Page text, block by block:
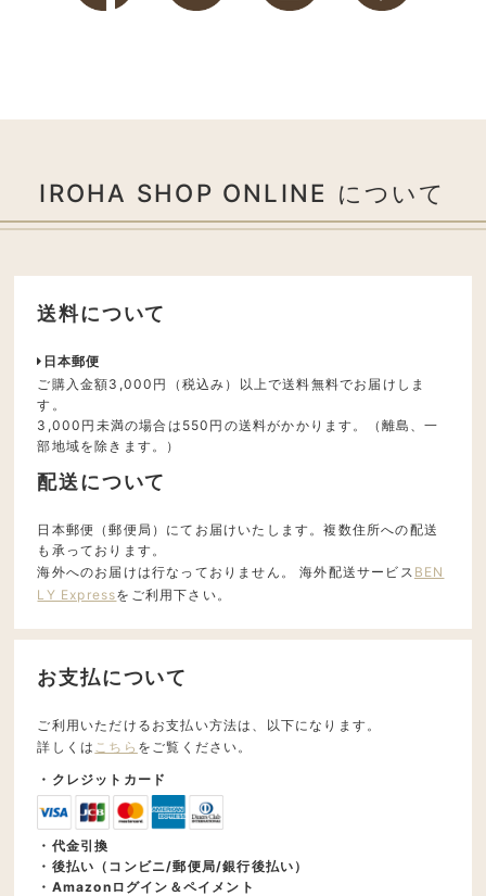
IROHA SHOP ONLINE について
送料について
日本郵便
ご購入金額3,000円（税込み）以上で送料無料でお届けしま
す。
3,000円未満の場合は550円の送料がかかります。（離島、一
部地域を除きます。）
配送について
日本郵便（郵便局）にてお届けいたします。複数住所への配送
も承っております。
海外へのお届けは行なっておりません。 海外配送サービス BEN
LY Expressをご利用下さい。
お支払について
ご利用いただけるお支払い方法は、以下になります。
詳しくは こちら をご覧ください。
・クレジットカード
・代金引換
・後払い（コンビニ/郵便局/銀行後払い）
・Amazonログイン＆ペイメント